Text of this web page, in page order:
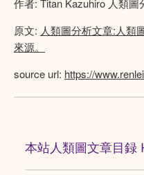
作者: Titan Kazuhiro 人類圖
原文: 人類圖分析文章:人類
來源。
source url: https://
本站人類圖文章目